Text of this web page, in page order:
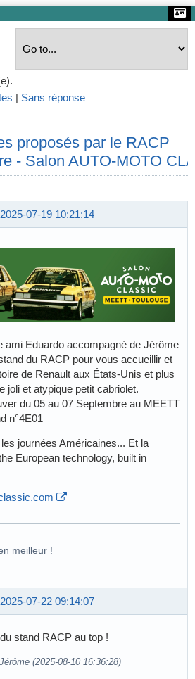
| Sans réponse
proposés par le RACP
- Salon AUTO-MOTO
2025-07-19 10:21:14
ami Eduardo accompagné de Jérôme
du RACP pour vous accueillir et
de Renault aux États-Unis et plus
joli et atypique petit cabriolet.
du 05 au 07 Septembre au MEETT
n°4E01
journées Américaines... Et la
European technology, built in
meilleur !
2025-07-22 09:14:07
stand RACP au top !
(2025-08-10 16:36:28)